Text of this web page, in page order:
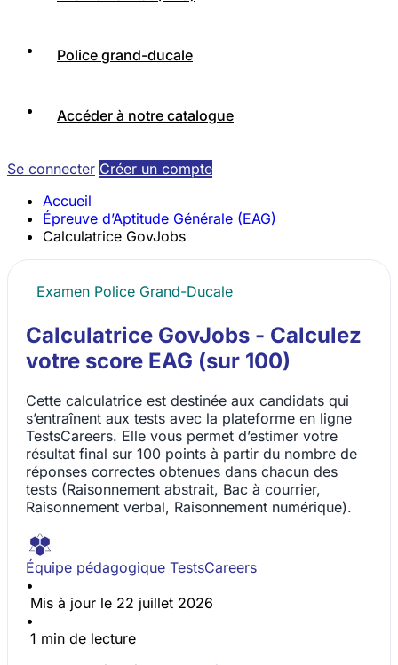
Police grand-ducale
Accéder à notre catalogue
Se connecter Créer un compte
Accueil
Épreuve d’Aptitude Générale (EAG)
Calculatrice GovJobs
Examen Police Grand-Ducale
Calculatrice GovJobs - Calculez
votre score EAG (sur 100)
Cette calculatrice est destinée aux candidats qui
s’entraînent aux tests avec la plateforme en ligne
TestsCareers. Elle vous permet d’estimer votre
résultat final sur 100 points à partir du nombre de
réponses correctes obtenues dans chacun des
tests (Raisonnement abstrait, Bac à courrier,
Raisonnement verbal, Raisonnement numérique).
Équipe pédagogique TestsCareers
•
Mis à jour le 22 juillet 2026
•
1 min de lecture